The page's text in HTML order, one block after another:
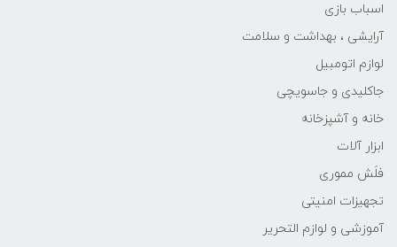
اسباب بازی
آرایشی ، بهداشت و سلامت
لوازم اتومبیل
جاکلیدی و جاسویچی
خانه و آشپزخانه
ابزار آلات
فلَش مموری
تجهیزات امنیتی
آموزشی و لوازم التحریر